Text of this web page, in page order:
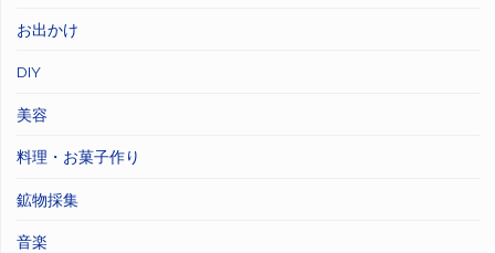
お出かけ
DIY
美容
料理・お菓子作り
鉱物採集
音楽